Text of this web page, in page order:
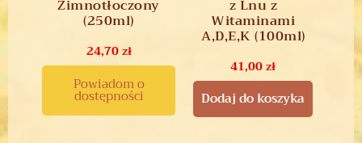
Zimnotłoczony
(250ml)
24,70zł
Powiadom o
dostępności
z Lnu z
Witaminami
A,D,E,K (100ml)
41,00zł
Dodaj do koszyka